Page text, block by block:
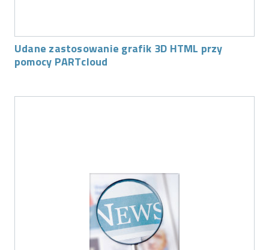
Udane zastosowanie grafik 3D HTML przy
pomocy PARTcloud